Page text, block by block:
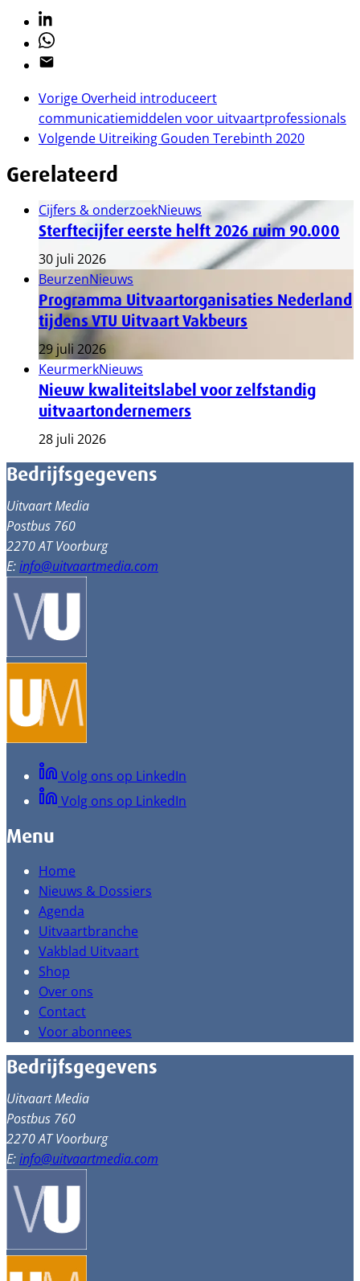
Linkedin
Whatsapp
Email
Vorige Overheid introduceert
communicatiemiddelen voor uitvaartprofessionals
Volgende Uitreiking Gouden Terebinth 2020
Gerelateerd
Cijfers & onderzoekNieuws
Sterftecijfer eerste helft 2026 ruim 90.000
30 juli 2026
BeurzenNieuws
Programma Uitvaartorganisaties Nederland
tijdens VTU Uitvaart Vakbeurs
29 juli 2026
KeurmerkNieuws
Nieuw kwaliteitslabel voor zelfstandig
uitvaartondernemers
28 juli 2026
Bedrijfsgegevens
Uitvaart Media
Postbus 760
2270 AT Voorburg
E:info@uitvaartmedia.com
Volg ons op LinkedIn
Volg ons op LinkedIn
Menu
Home
Nieuws & Dossiers
Agenda
Uitvaartbranche
Vakblad Uitvaart
Shop
Over ons
Contact
Voor abonnees
Bedrijfsgegevens
Uitvaart Media
Postbus 760
2270 AT Voorburg
E:info@uitvaartmedia.com